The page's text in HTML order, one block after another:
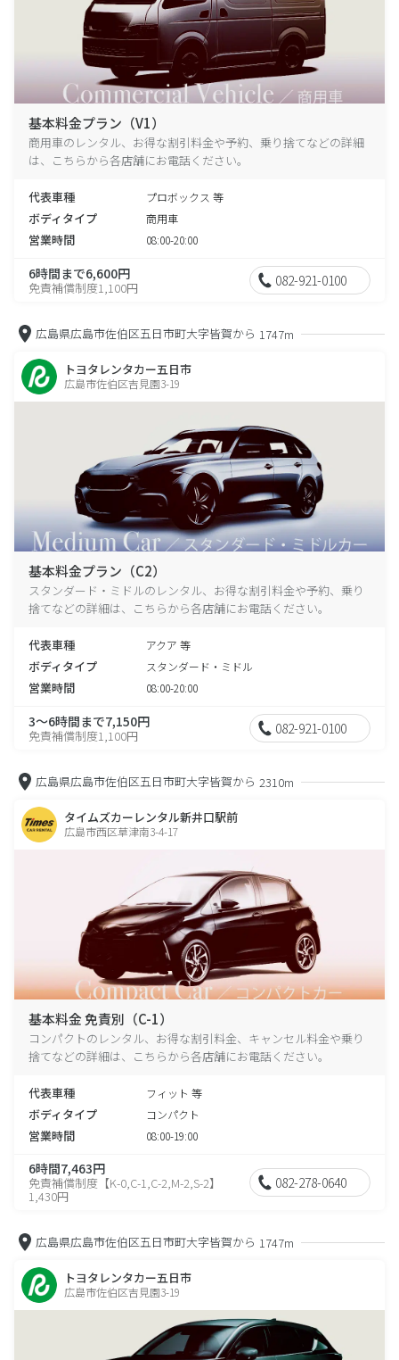
基本料金プラン（V1）
商用車のレンタル、お得な割引料金や予約、乗り捨てなどの詳細
は、こちらから各店舗にお電話ください。
代表車種 プロボックス 等
ボディタイプ 商用車
営業時間 08:00-20:00
6時間まで6,600円
免責補償制度1,100円 082-921-0100
広島県広島市佐伯区五日市町大字皆賀から 1747m
トヨタレンタカー五日市
広島市佐伯区吉見園3-19
基本料金プラン（C2）
スタンダード・ミドルのレンタル、お得な割引料金や予約、乗り
捨てなどの詳細は、こちらから各店舗にお電話ください。
代表車種 アクア 等
ボディタイプ スタンダード・ミドル
営業時間 08:00-20:00
3～6時間まで7,150円
免責補償制度1,100円 082-921-0100
広島県広島市佐伯区五日市町大字皆賀から 2310m
タイムズカーレンタル新井口駅前
広島市西区草津南3-4-17
基本料金 免責別（C-1）
コンパクトのレンタル、お得な割引料金、キャンセル料金や乗り
捨てなどの詳細は、こちらから各店舗にお電話ください。
代表車種 フィット 等
ボディタイプ コンパクト
営業時間 08:00-19:00
6時間7,463円
免責補償制度【K-0,C-1,C-2,M-2,S-2】
1,430円
082-278-0640
広島県広島市佐伯区五日市町大字皆賀から 1747m
トヨタレンタカー五日市
広島市佐伯区吉見園3-19